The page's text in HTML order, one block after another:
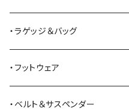
All American Khakis
American Optical
ANDERSON BEAN BOOT CO.
ベスト
セーター
スウェットシャツ
ワークパンツ
オーバーオール
ミリタリーパンツ
コート
ジャケット
ベスト
・ラゲッジ＆バッグ
トートバッグ
ショルダーバッグ
・フットウェア
ブーツ
・ベルト＆サスペンダー